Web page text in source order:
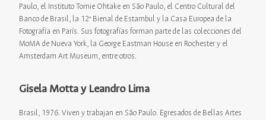
Paulo, el Instituto Tomie Ohtake en São Paulo, el Centro Cultural del
Banco de Brasil, la 12ª Bienal de Estambul y la Casa Europea de la
Fotografía en París. Sus fotografías forman parte de las colecciones del
MoMA de Nueva York, la George Eastman House en Rochester y el
Amsterdam Art Museum, entre otros.
Gisela Motta y Leandro Lima
Brasil, 1976. Viven y trabajan en São Paulo. Egresados de Bellas Artes